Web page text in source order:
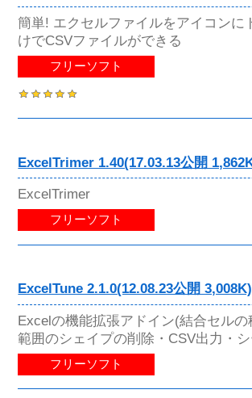
簡単! エクセルファイルをアイコンに
けでCSVファイルができる
フリーソフト
ExcelTrimer 1.40(17.03.13公開
ExcelTrimer
フリーソフト
ExcelTune 2.1.0(12.08.23公開 3,008K)
Excelの機能拡張アドイン(結合セルの
範囲のシェイプの削除・CSV出力・
フリーソフト